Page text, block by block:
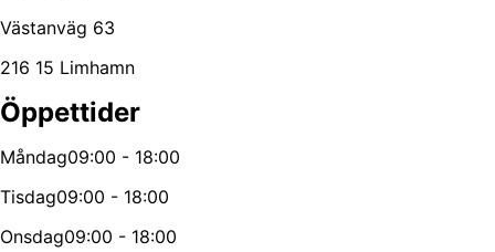
Västanväg 63
216 15 Limhamn
Öppettider
Måndag09:00 - 18:00
Tisdag09:00 - 18:00
Onsdag09:00 - 18:00